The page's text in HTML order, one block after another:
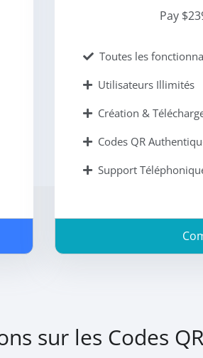
Pay
Toutes les
Utilisateurs Illimités
Création &
Codes QR
Support
sur les Codes